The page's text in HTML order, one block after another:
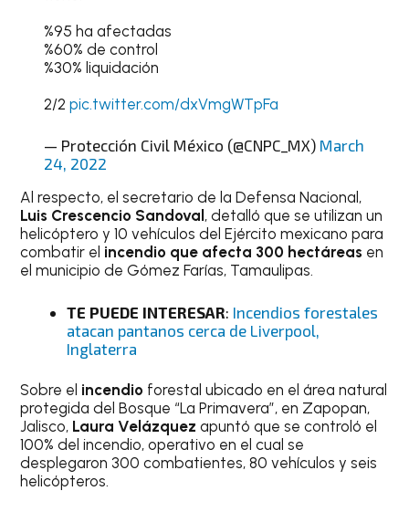
%95 ha afectadas
%60% de control
%30% liquidación
2/2 pic.twitter.com/dxVmgWTpFa
— Protección Civil México (@CNPC_MX) March
24, 2022
Al respecto, el secretario de la Defensa Nacional,
Luis Crescencio Sandoval , detalló que se utilizan un
helicóptero y 10 vehículos del Ejército mexicano para
combatir el incendio que afecta 300 hectáreas en
el municipio de Gómez Farías, Tamaulipas.
TE PUEDE INTERESAR: Incendios forestales
atacan pantanos cerca de Liverpool,
Inglaterra
Sobre el incendio forestal ubicado en el área natural
protegida del Bosque “La Primavera”, en Zapopan,
Jalisco, Laura Velázquez apuntó que se controló el
100% del incendio, operativo en el cual se
desplegaron 300 combatientes, 80 vehículos y seis
helicópteros.